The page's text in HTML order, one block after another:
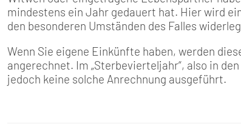
mindestens ein Jahr gedauert hat. Hier wird
den besonderen Umständen des Falles
Wenn Sie eigene Einkünfte haben, werden
angerechnet. Im „Sterbevierteljahr“, also in
jedoch keine solche Anrechnung ausgeführt.